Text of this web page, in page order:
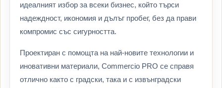
идеалният избор за всеки бизнес, който търси
надеждност, икономия и дълъг пробег, без да прави
компромис със сигурността.
Проектиран с помощта на най-новите технологии и
иновативни материали, Commercio PRO се справя
отлично както с градски, така и с извънградски